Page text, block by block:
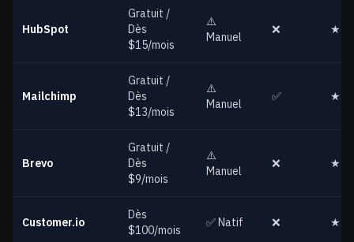
HubSpot
Gratuit /
Dès
$15/mois
⚠️
Manuel
❌
Mailchimp
Gratuit /
Dès
$13/mois
⚠️
Manuel
✅
Brevo
Gratuit /
Dès
$9/mois
⚠️
Manuel
❌
Customer.io
Dès
$100/mois
✅ Natif ❌